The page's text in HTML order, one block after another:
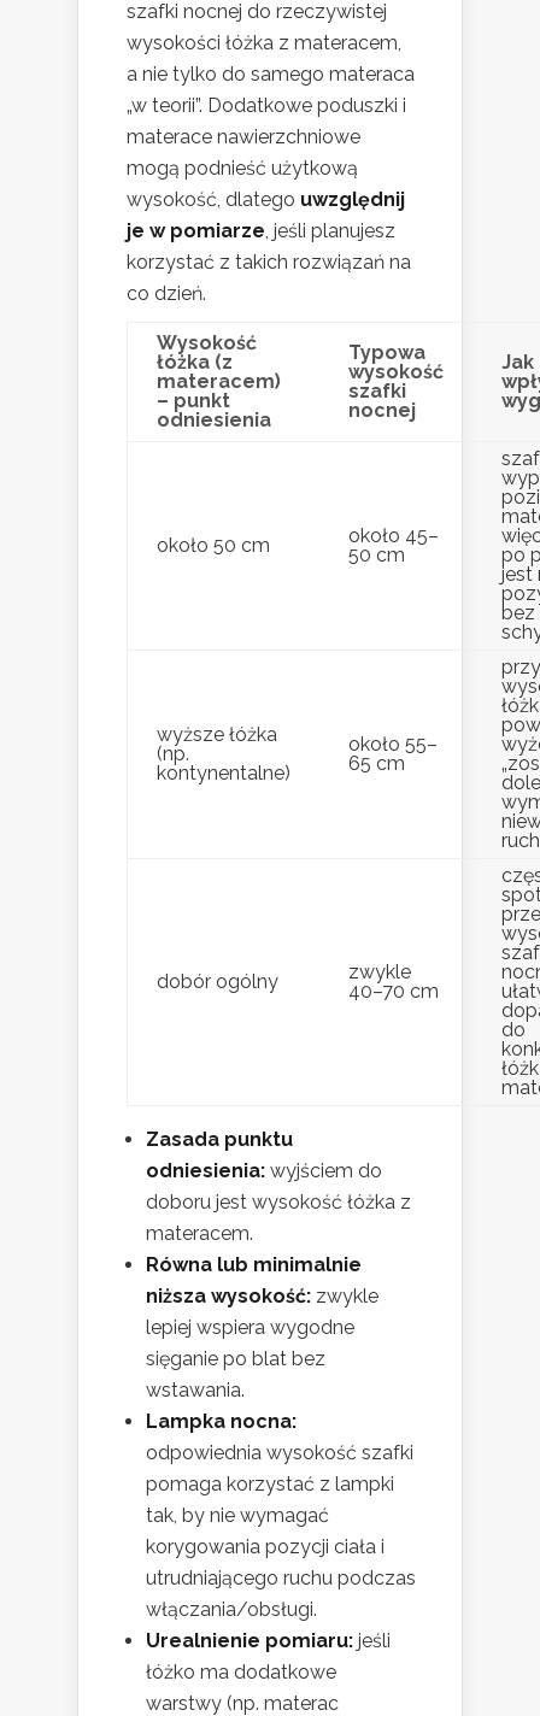
szafki nocnej do rzeczywistej
wysokości łóżka z materacem,
a nie tylko do samego materaca
„w teorii”. Dodatkowe poduszki i
materace nawierzchniowe
mogą podnieść użytkową
wysokość, dlatego uwzględnij
je w pomiarze, jeśli planujesz
korzystać z takich rozwiązań na
co dzień.
Wysokość
łóżka (z
materacem)
– punkt
odniesienia
Typowa
wysokość
szafki
nocnej
Jak
około 50 cm
około 45–
50 cm
po
jest
wyższe łóżka
(np.
kontynentalne)
około 55–
65 cm
dobór ogólny
zwykle
40–70 cm
do
Zasada punktu
odniesienia: wyjściem do
doboru jest wysokość łóżka z
materacem.
Równa lub minimalnie
niższa wysokość: zwykle
lepiej wspiera wygodne
sięganie po blat bez
wstawania.
Lampka nocna:
odpowiednia wysokość szafki
pomaga korzystać z lampki
tak, by nie wymagać
korygowania pozycji ciała i
utrudniającego ruchu podczas
włączania/obsługi.
Urealnienie pomiaru: jeśli
łóżko ma dodatkowe
warstwy (np. materac